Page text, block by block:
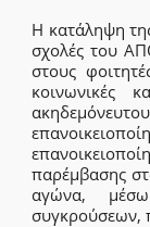
Η κατάληψη
σχολές του
στους
κοινωνικές
παρέμβασης
αγώνα,
συγκρούσεων,